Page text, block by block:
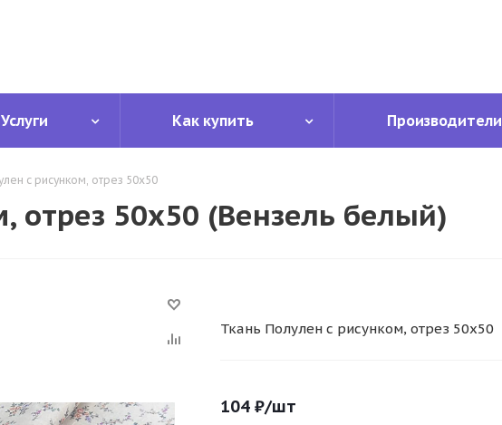
Услуги Как купить Производители
с рисунком, отрез 50х50
отрез 50х50 (Вензель белый)
Ткань Полулен с рисунком, отрез 50х50
104 ₽/шт